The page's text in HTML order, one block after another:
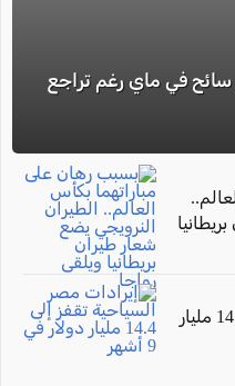
8.35 ملايين سائح في ماي رغم تراجع
إيرادات مصر السياحية تقفز إلى 14.4 مليار